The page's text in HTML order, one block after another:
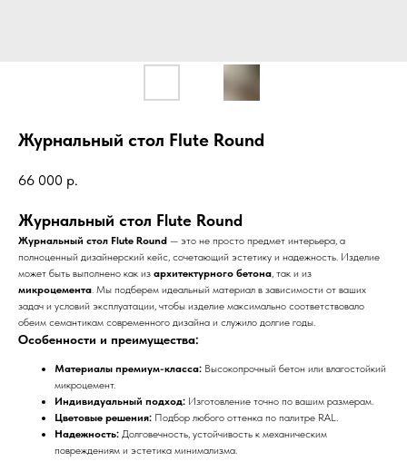
Журнальный стол Flute Round
66 000 р.
Журнальный стол Flute Round
Журнальный стол Flute Round — это не просто предмет интерьера, а
полноценный дизайнерский кейс, сочетающий эстетику и надежность. Изделие
может быть выполнено как из архитектурного бетона, так и из
микроцемента. Мы подберем идеальный материал в зависимости от ваших
задач и условий эксплуатации, чтобы изделие максимально соответствовало
обеим семантикам современного дизайна и служило долгие годы.
Особенности и преимущества:
Материалы премиум-класса: Высокопрочный бетон или влагостойкий
микроцемент.
Индивидуальный подход: Изготовление точно по вашим размерам.
Цветовые решения: Подбор любого оттенка по палитре RAL.
Надежность: Долговечность, устойчивость к механическим
повреждениям и эстетика минимализма.